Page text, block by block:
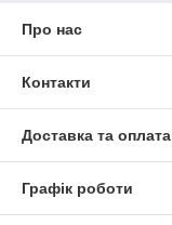
Про нас
Контакти
Доставка та оплата
Графік роботи